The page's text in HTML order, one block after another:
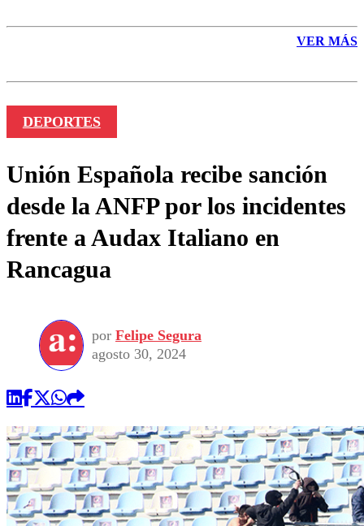
VER MÁS
DEPORTES
Unión Española recibe sanción
desde la ANFP por los incidentes
frente a Audax Italiano en
Rancagua
por Felipe Segura
agosto 30, 2024